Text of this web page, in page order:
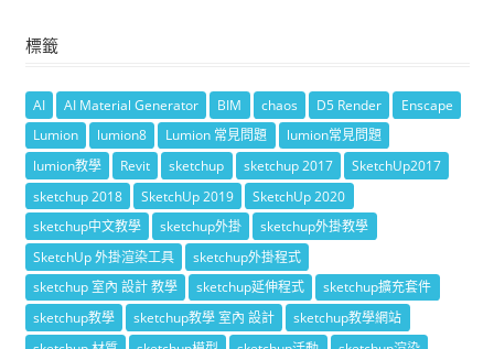
標籤
AI AI Material Generator BIM chaos D5 Render
Enscape
Lumion
lumion8 Lumion 常見問題
lumion常見問題
lumion教學
Revit sketchup sketchup 2017
SketchUp2017
sketchup 2018
SketchUp 2019
SketchUp 2020
sketchup中文教學
sketchup外掛
sketchup外掛教學
SketchUp 外掛渲染工具
sketchup外掛程式
sketchup 室內 設計 教學
sketchup延伸程式
sketchup擴充套件
sketchup教學
sketchup教學 室內 設計
sketchup教學網站